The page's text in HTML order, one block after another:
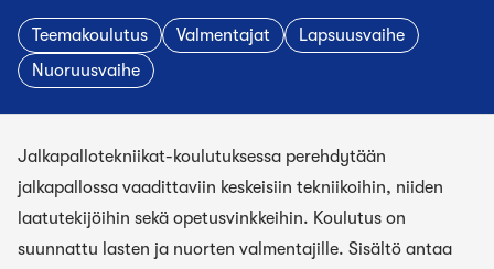
Teemakoulutus Valmentajat
Lapsuusvaihe
Nuoruusvaihe
Jalkapallotekniikat-koulutuksessa perehdytään
jalkapallossa vaadittaviin keskeisiin tekniikoihin, niiden
laatutekijöihin sekä opetusvinkkeihin. Koulutus on
suunnattu lasten ja nuorten valmentajille. Sisältö antaa